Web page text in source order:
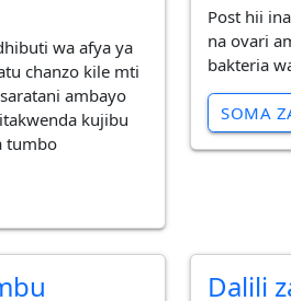
wa afya ya
chanzo kile mti
ambayo
kujibu
tumbo
Post hii
na ovari
bakteria
SOMA
Dalili